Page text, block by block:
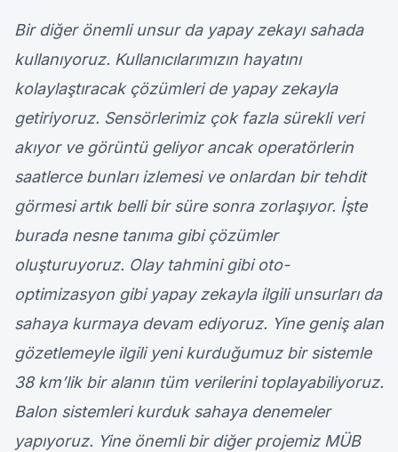
Bir diğer önemli unsur da yapay zekayı sahada
kullanıyoruz. Kullanıcılarımızın hayatını
kolaylaştıracak çözümleri de yapay zekayla
getiriyoruz. Sensörlerimiz çok fazla sürekli veri
akıyor ve görüntü geliyor ancak operatörlerin
saatlerce bunları izlemesi ve onlardan bir tehdit
görmesi artık belli bir süre sonra zorlaşıyor. İşte
burada nesne tanıma gibi çözümler
oluşturuyoruz. Olay tahmini gibi oto-
optimizasyon gibi yapay zekayla ilgili unsurları da
sahaya kurmaya devam ediyoruz. Yine geniş alan
gözetlemeyle ilgili yeni kurduğumuz bir sistemle
38 km’lik bir alanın tüm verilerini toplayabiliyoruz.
Balon sistemleri kurduk sahaya denemeler
yapıyoruz. Yine önemli bir diğer projemiz MÜB